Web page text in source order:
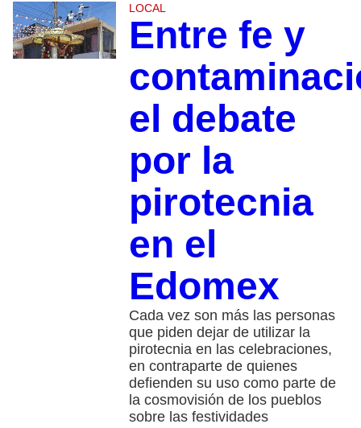
LOCAL
Entre fe y
el debate
por la
pirotecnia
en el
Edomex
Cada vez son más las personas
que piden dejar de utilizar la
pirotecnia en las celebraciones,
en contraparte de quienes
defienden su uso como parte de
la cosmovisión de los pueblos
sobre las festividades